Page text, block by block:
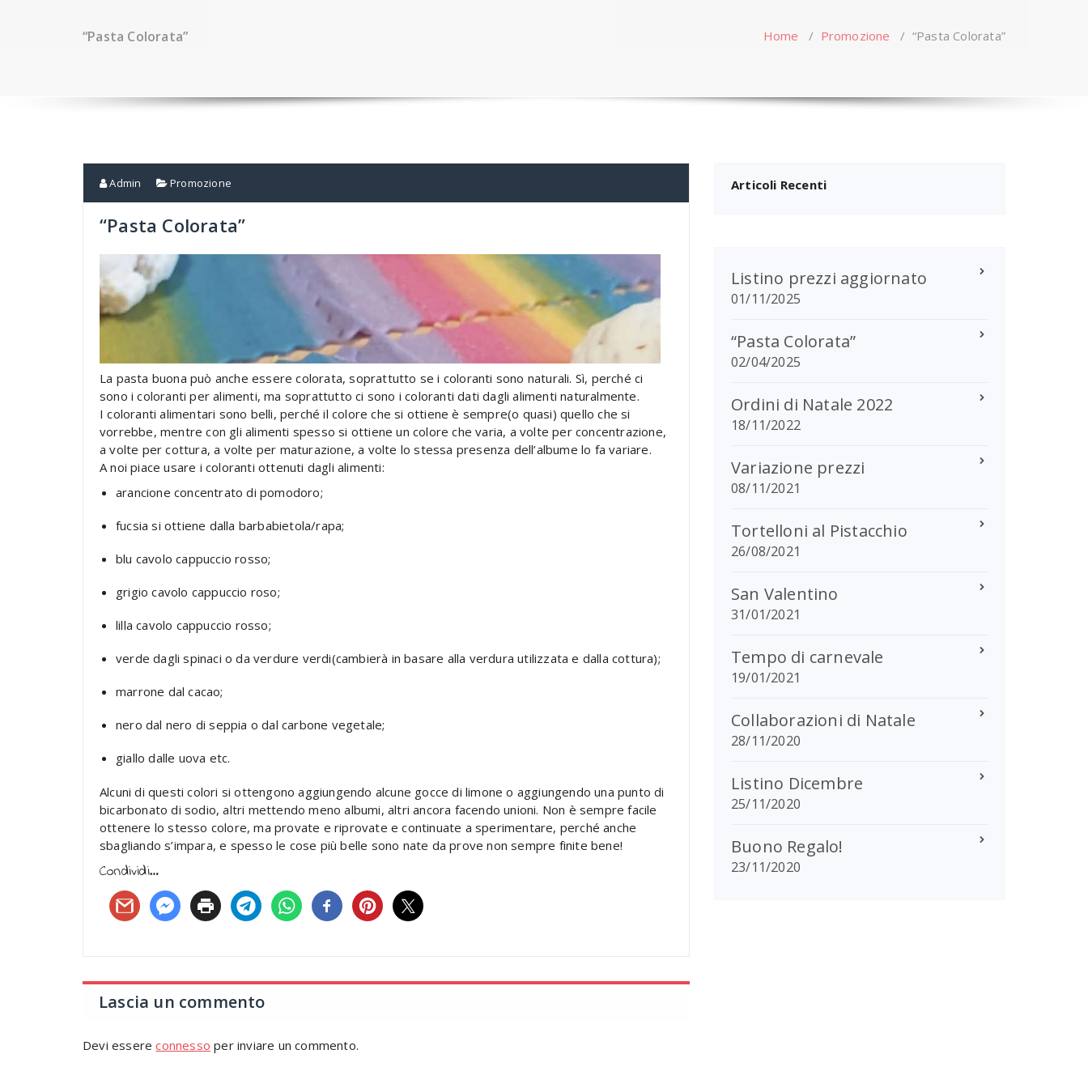
“Pasta Colorata” Home / Promozione / “Pasta Colorata”
Admin Promozione
“Pasta Colorata”
La pasta buona può anche essere colorata, soprattutto se i coloranti sono naturali. Sì, perché ci
sono i coloranti per alimenti, ma soprattutto ci sono i coloranti dati dagli alimenti naturalmente.
I coloranti alimentari sono belli, perché il colore che si ottiene è sempre(o quasi) quello che si
vorrebbe, mentre con gli alimenti spesso si ottiene un colore che varia, a volte per concentrazione,
a volte per cottura, a volte per maturazione, a volte lo stessa presenza dell’albume lo fa variare.
A noi piace usare i coloranti ottenuti dagli alimenti:
arancione concentrato di pomodoro;
fucsia si ottiene dalla barbabietola/rapa;
blu cavolo cappuccio rosso;
grigio cavolo cappuccio roso;
lilla cavolo cappuccio rosso;
verde dagli spinaci o da verdure verdi(cambierà in basare alla verdura utilizzata e dalla cottura);
marrone dal cacao;
nero dal nero di seppia o dal carbone vegetale;
giallo dalle uova etc.
Alcuni di questi colori si ottengono aggiungendo alcune gocce di limone o aggiungendo una punto di
bicarbonato di sodio, altri mettendo meno albumi, altri ancora facendo unioni. Non è sempre facile
ottenere lo stesso colore, ma provate e riprovate e continuate a sperimentare, perché anche
sbagliando s’impara, e spesso le cose più belle sono nate da prove non sempre finite bene!
Condividi…
Lascia un commento
Devi essereconnesso per inviare un commento.
Articoli Recenti
Listino prezzi aggiornato
01/11/2025
“Pasta Colorata”
02/04/2025
Ordini di Natale 2022
18/11/2022
Variazione prezzi
08/11/2021
Tortelloni al Pistacchio
26/08/2021
San Valentino
31/01/2021
Tempo di carnevale
19/01/2021
Collaborazioni di Natale
28/11/2020
Listino Dicembre
25/11/2020
Buono Regalo!
23/11/2020